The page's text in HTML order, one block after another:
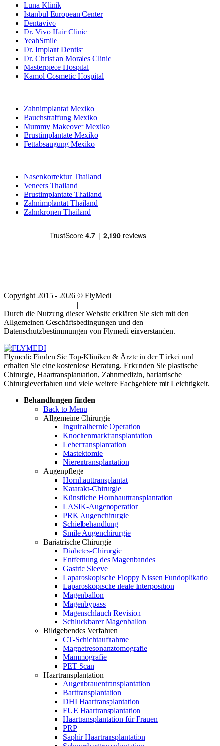
Luna Klinik
Istanbul European Center
Dentavivo
Dr. Vivo Hair Clinic
YeahSmile
Dr. Implant Dentist
Dr. Christian Morales Clinic
Masterpiece Hospital
Kamol Cosmetic Hospital
Zahnimplantat Mexiko
Bauchstraffung Mexiko
Mummy Makeover Mexiko
Brustimplantate Mexiko
Fettabsaugung Mexiko
Nasenkorrektur Thailand
Veneers Thailand
Brustimplantate Thailand
Zahnimplantat Thailand
Zahnkronen Thailand
Copyright 2015 - 2026 © FlyMedi |
|
Durch die Nutzung dieser Website erklären Sie sich mit den
Allgemeinen Geschäftsbedingungen und den
Datenschutzbestimmungen von Flymedi einverstanden.
Flymedi: Finden Sie Top-Kliniken & Ärzte in der Türkei und
erhalten Sie eine kostenlose Beratung. Erkunden Sie plastische
Chirurgie, Haartransplantation, Zahnmedizin, bariatrische
Chirurgieverfahren und viele weitere Fachgebiete mit Leichtigkeit.
Behandlungen finden
Back to Menu
Allgemeine Chirurgie
Inguinalhernie Operation
Knochenmarktransplantation
Lebertransplantation
Mastektomie
Nierentransplantation
Augenpflege
Hornhauttransplantat
Katarakt-Chirurgie
Künstliche Hornhauttransplantation
LASIK-Augenoperation
PRK Augenchirurgie
Schielbehandlung
Smile Augenchirurgie
Bariatrische Chirurgie
Diabetes-Chirurgie
Entfernung des Magenbandes
Gastric Sleeve
Laparoskopische Floppy Nissen Fundoplikatio
Laparoskopische ileale Interposition
Magenballon
Magenbypass
Magenschlauch Revision
Schluckbarer Magenballon
Bildgebendes Verfahren
CT-Schichtaufnahme
Magnetresonanztomografie
Mammografie
PET Scan
Haartransplantation
Augenbrauentransplantation
Barttransplantation
DHI Haartransplantation
FUE Haartransplantation
Haartransplantation für Frauen
PRP
Saphir Haartransplantation